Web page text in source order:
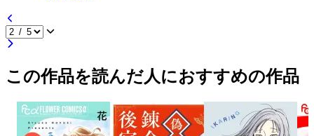
この作品を読んだ人におすすめの作品